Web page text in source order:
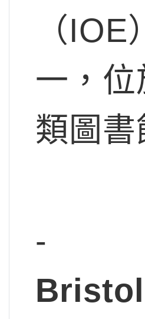
（
一，
類圖
-
Bristol